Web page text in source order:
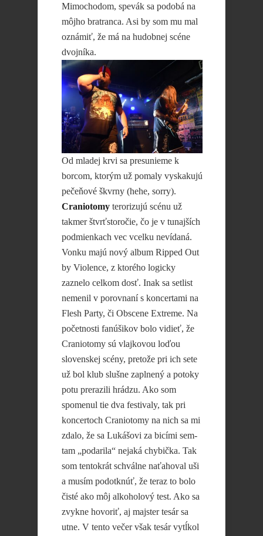
Mimochodom, spevák sa podobá na
môjho bratranca. Asi by som mu mal
oznámiť, že má na hudobnej scéne
dvojníka.
Od mladej krvi sa presunieme k
borcom, ktorým už pomaly vyskakujú
pečeňové škvrny (hehe, sorry).
Craniotomy terorizujú scénu už
takmer štvrťstoročie, čo je v tunajších
podmienkach vec vcelku nevídaná.
Vonku majú nový album Ripped Out
by Violence, z ktorého logicky
zaznelo celkom dosť. Inak sa setlist
nemenil v porovnaní s koncertami na
Flesh Party, či Obscene Extreme. Na
početnosti fanúšikov bolo vidieť, že
Craniotomy sú vlajkovou loďou
slovenskej scény, pretože pri ich sete
už bol klub slušne zaplnený a potoky
potu prerazili hrádzu. Ako som
spomenul tie dva festivaly, tak pri
koncertoch Craniotomy na nich sa mi
zdalo, že sa Lukášovi za bicími sem-
tam „podarila“ nejaká chybička. Tak
som tentokrát schválne naťahoval uši
a musím podotknúť, že teraz to bolo
čisté ako môj alkoholový test. Ako sa
zvykne hovoriť, aj majster tesár sa
utne. V tento večer však tesár vytĺkol